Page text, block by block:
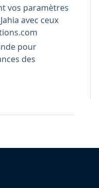
vos paramètres
avec ceux
pour
des